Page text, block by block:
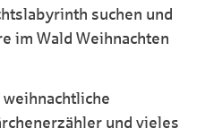
suchen und
im Wald Weihnachten
weihnachtliche
und vieles